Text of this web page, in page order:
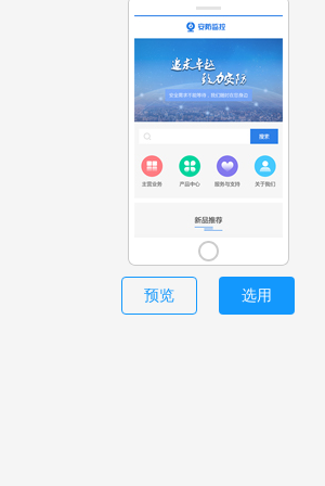
预览 选用